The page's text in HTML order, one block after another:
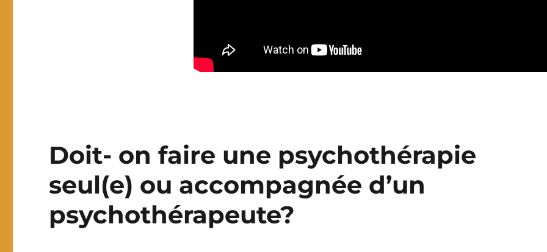
Doit- on faire une psychothérapie
seul(e) ou accompagnée d’un
psychothérapeute?